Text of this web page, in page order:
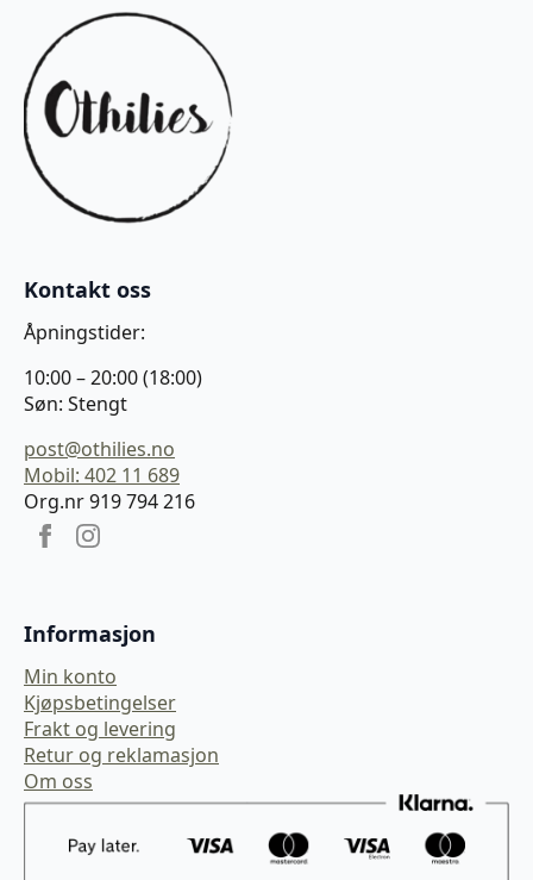
Kontakt oss
Åpningstider:
10:00 – 20:00 (18:00)
Søn: Stengt
post@othilies.no
Mobil: 402 11 689
Org.nr 919 794 216
Informasjon
Min konto
Kjøpsbetingelser
Frakt og levering
Retur og reklamasjon
Om oss